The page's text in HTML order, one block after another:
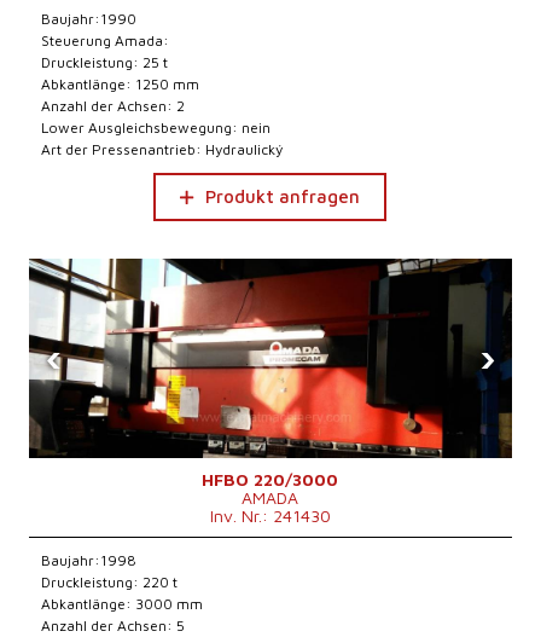
Baujahr:1990
Steuerung Amada:
Druckleistung: 25 t
Abkantlänge: 1250 mm
Anzahl der Achsen: 2
Lower Ausgleichsbewegung: nein
Art der Pressenantrieb: Hydraulický
Produkt anfragen
‹ ›
HFBO 220/3000
AMADA
Inv. Nr.: 241430
Baujahr:1998
Druckleistung: 220 t
Abkantlänge: 3000 mm
Anzahl der Achsen: 5